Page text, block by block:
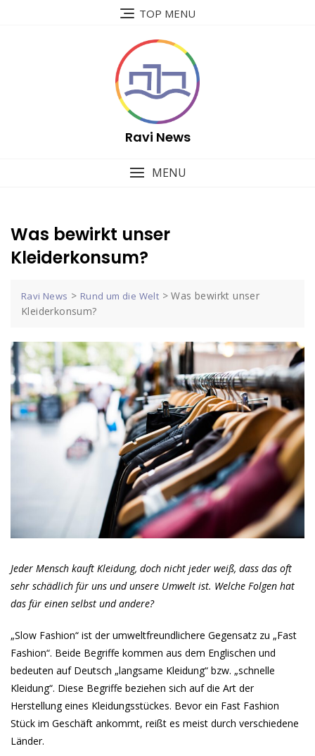
TOP MENU
Ravi News
MENU
Was bewirkt unser
Kleiderkonsum?
Ravi News > Rund um die Welt >Was bewirkt unser
Kleiderkonsum?
Jeder Mensch kauft Kleidung, doch nicht jeder weiß, dass das oft
sehr schädlich für uns und unsere Umwelt ist. Welche Folgen hat
das für einen selbst und andere?
„Slow Fashion“ ist der umweltfreundlichere Gegensatz zu „Fast
Fashion“. Beide Begriffe kommen aus dem Englischen und
bedeuten auf Deutsch „langsame Kleidung“ bzw. „schnelle
Kleidung“. Diese Begriffe beziehen sich auf die Art der
Herstellung eines Kleidungsstückes. Bevor ein Fast Fashion
Stück im Geschäft ankommt, reißt es meist durch verschiedene
Länder.